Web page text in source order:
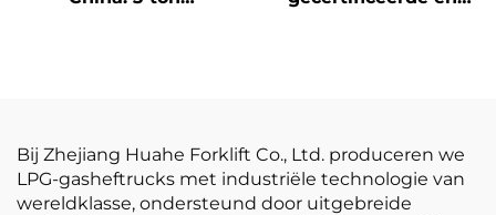
Bij Zhejiang Huahe Forklift Co., Ltd. produceren we
LPG-gasheftrucks met industriële technologie van
wereldklasse, ondersteund door uitgebreide